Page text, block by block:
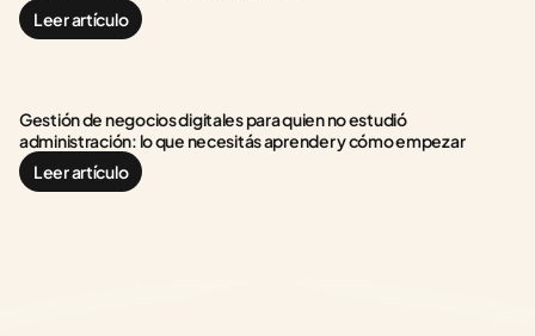
Leer artículo
Gestión de negocios digitales para quien no estudió
administración: lo que necesitás aprender y cómo empezar
Leer artículo